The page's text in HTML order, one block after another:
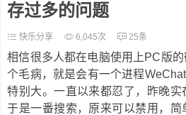
存过多的问题
快乐分享 6,045次 25条
相信很多人都在电脑使用上PC版
个毛病，就是会有一个进程
特别大。一直以来都忍了，昨晚实
于是一番搜索，原来可以禁用，